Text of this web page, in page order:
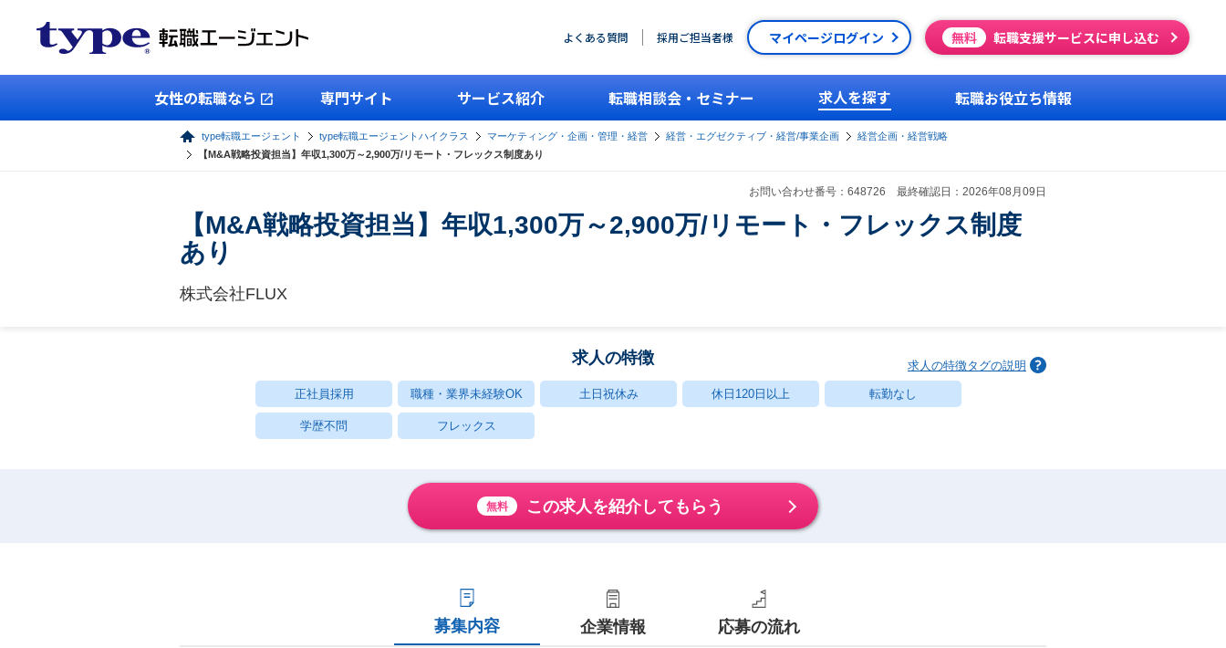
よくある質問 採用ご担当者様 マイページログイン 無料 転職支援サービスに申し込む
女性の転職なら 専門サイト サービス紹介 転職相談会・セミナー 求人を探す 転職お役立ち情報
type転職エージェント type転職エージェントハイクラス マーケティング・企画・管理・経営 経営・エグゼクティブ・経営/事業企画
経営企画・経営戦略
【M&A戦略投資担当】年収1,300万～2,900万/リモート・フレックス制度あり
お問い合わせ番号：648726 最終確認日：2026年08月09日
【M&A戦略投資担当】年収1,300万～2,900万/リモート・フレックス制度
あり
株式会社FLUX
求人の特徴 求人の特徴タグの説明
正社員採用 職種・業界未経験OK 土日祝休み 休日120日以上 転勤なし
学歴不問 フレックス
無料 この求人を紹介してもらう
募集内容 企業情報 応募の流れ